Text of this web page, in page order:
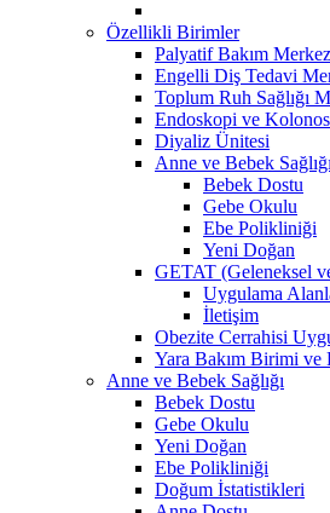
Özellikli Birimler
Palyatif Bakım
Engelli Diş Tedavi
Toplum Ruh Sağlığı
Endoskopi ve
Diyaliz Ünitesi
Anne ve Bebek Sağlığı
Bebek Dostu
Gebe Okulu
Ebe Polikliniği
Yeni Doğan
GETAT (Geleneksel
Uygulama
İletişim
Obezite Cerrahisi
Yara Bakım Birimi ve
Anne ve Bebek Sağlığı
Bebek Dostu
Gebe Okulu
Yeni Doğan
Ebe Polikliniği
Doğum İstatistikleri